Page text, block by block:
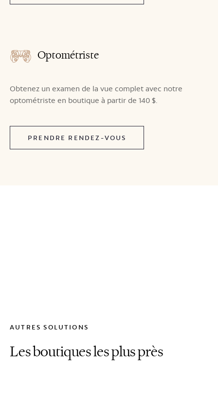
Optométriste
Obtenez un examen de la vue complet avec notre
optométriste en boutique à partir de 140 $.
PRENDRE RENDEZ-VOUS
AUTRES SOLUTIONS
Les boutiques les plus près